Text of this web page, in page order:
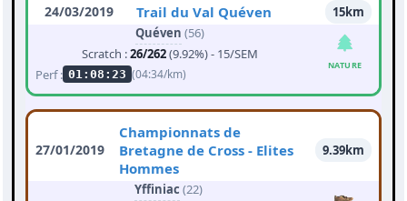
24/03/2019 Trail du Val Quéven
15km
Quéven (56)
Scratch :26/262(9.92%) - 15/SEM
Perf : 01:08:23 (04:34/km)
NATURE
27/01/2019
Championnats de
Bretagne de Cross - Elites
Hommes
9.39km
Yffiniac (22)